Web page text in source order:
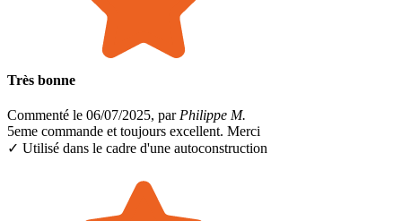
Très bonne
Commenté le 06/07/2025, par Philippe M.
5eme commande et toujours excellent. Merci
✓ Utilisé dans le cadre d'une autoconstruction